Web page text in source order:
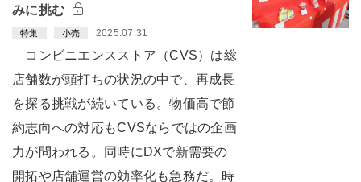
みに挑む
特集 小売 2025.07.31
コンビニエンスストア（CVS）は総
店舗数が頭打ちの状況の中で、再成長
を探る挑戦が続いている。物価高で節
約志向への対応もCVSならではの企画
力が問われる。同時にDXで新需要の
開拓や店舗運営の効率化も急務だ。時